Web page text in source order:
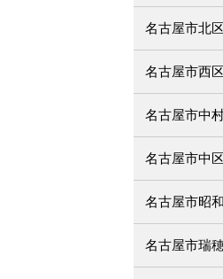
名古屋市北区
名古屋市西区
名古屋市中
名古屋市中区
名古屋市昭
名古屋市瑞